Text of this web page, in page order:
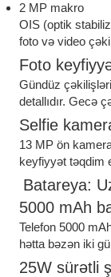
2 MP makro
OIS (optik
foto və video
Foto
Gündüz
detallıdır. Gecə
Selfie
13 MP ön
keyfiyyət təqdim
Batareya:
5000 mAh
Telefon 5000
hətta bəzən iki
25W sürətli